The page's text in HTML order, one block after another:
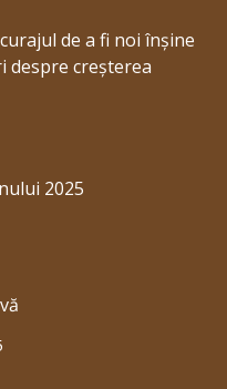
de a fi noi înșine
despre creșterea
2025